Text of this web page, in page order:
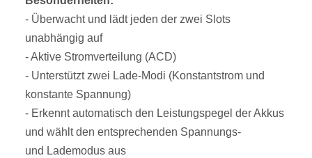
- Überwacht und lädt jeden der zwei Slots
unabhängig auf
- Aktive Stromverteilung (ACD)
- Unterstützt zwei Lade-Modi (Konstantstrom und
konstante Spannung)
- Erkennt automatisch den Leistungspegel der Akkus
und wählt den entsprechenden Spannungs-
und Lademodus aus